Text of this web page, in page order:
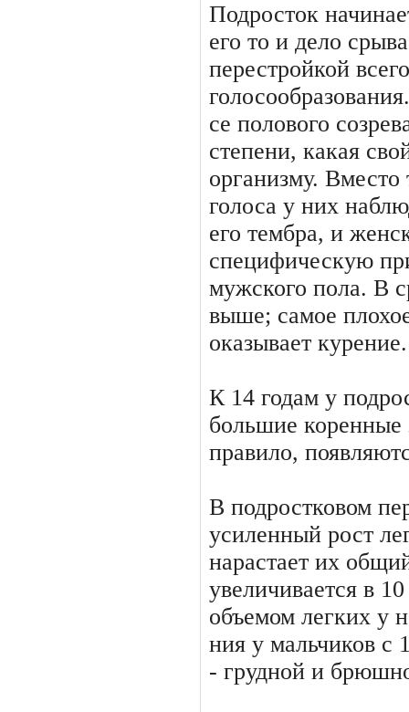
Подросток
его то и дело
перестройкой
се полового
степени, ка­кая
организму.
голоса у них
его тембра, и
специфическую
мужского пола. В
выше; самое
оказывает курение.
К 14 годам у
большие ко­ренные
правило,
В подростковом
усиленный рост
нарастает их
увеличивается в
объемом легких у
ния у мальчиков с
- груд­ной и